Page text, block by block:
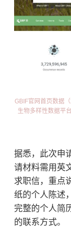
GBIF官网首页数据
生物多样性数据平
据悉，此次申
请材料需用英
求职信，重点
纸的个人陈述
完整的个人简
的联系方式。